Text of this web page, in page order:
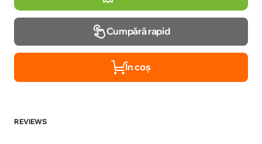
Cumpără rapid
În coș
REVIEWS